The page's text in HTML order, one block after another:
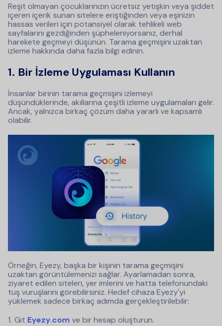
Reşit olmayan çocuklarınızın ücretsiz yetişkin veya şiddet
içeren içerik sunan sitelere eriştiğinden veya eşinizin
hassas verileri için potansiyel olarak tehlikeli web
sayfalarını gezdiğinden şüpheleniyorsanız, derhal
harekete geçmeyi düşünün. Tarama geçmişini uzaktan
izleme hakkında daha fazla bilgi edinin.
1. Bir İzleme Uygulaması Kullanın
İnsanlar birinin tarama geçmişini izlemeyi
düşündüklerinde, akıllarına çeşitli izleme uygulamaları gelir.
Ancak, yalnızca birkaç çözüm daha yararlı ve kapsamlı
olabilir.
Örneğin, Eyezy, başka bir kişinin tarama geçmişini
uzaktan görüntülemenizi sağlar. Ayarlamadan sonra,
ziyaret edilen siteleri, yer imlerini ve hatta telefonundaki
tuş vuruşlarını görebilirsiniz. Hedef cihaza Eyezy'yi
yüklemek sadece birkaç adımda gerçekleştirilebilir:
Git Eyezy.com ve bir hesap oluşturun.